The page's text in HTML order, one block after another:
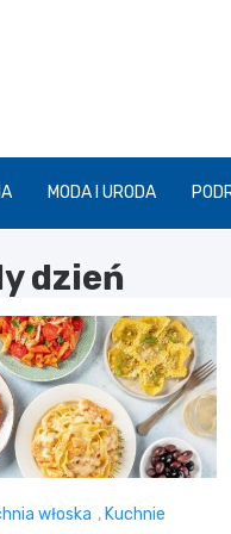
MODA I URODA
dzień
włoska , Kuchnie